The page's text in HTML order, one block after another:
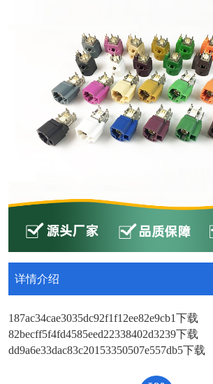
详情介绍
187ac34cae3035dc92f1f12ee82e9cb1下载
82becff5f4fd4585eed22338402d3239下载
dd9a6e33dac83c20153350507e557db5下载